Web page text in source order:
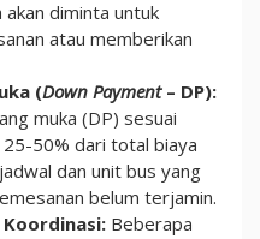
akan diminta untuk
atau memberikan
(Down Payment– DP):
muka (DP) sesuai
50% dari total biaya
dan unit bus yang
belum terjamin.
Beberapa